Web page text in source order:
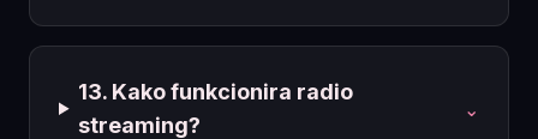
13. Kako funkcionira radio
streaming?
⌄